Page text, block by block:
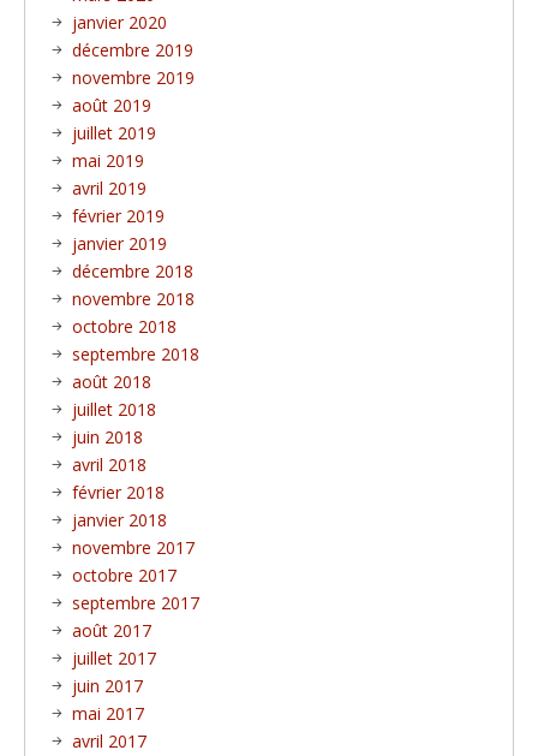
janvier 2020
décembre 2019
novembre 2019
août 2019
juillet 2019
mai 2019
avril 2019
février 2019
janvier 2019
décembre 2018
novembre 2018
octobre 2018
septembre 2018
août 2018
juillet 2018
juin 2018
avril 2018
février 2018
janvier 2018
novembre 2017
octobre 2017
septembre 2017
août 2017
juillet 2017
juin 2017
mai 2017
avril 2017